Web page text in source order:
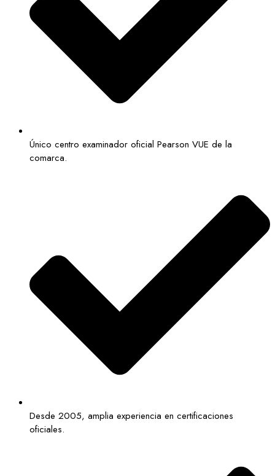
Único centro examinador oficial Pearson VUE de la
comarca.
Desde 2005, amplia experiencia en certificaciones
oficiales.